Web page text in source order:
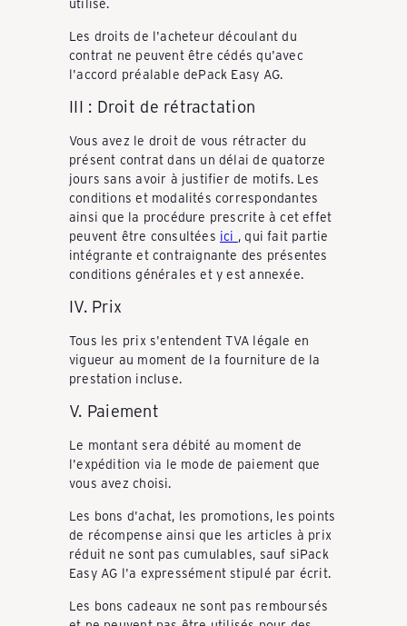
Les droits de l'acheteur découlant du
contrat ne peuvent être cédés qu'avec
l'accord préalable dePack Easy AG.
III : Droit de rétractation
Vous avez le droit de vous rétracter du
présent contrat dans un délai de quatorze
jours sans avoir à justifier de motifs. Les
conditions et modalités correspondantes
ainsi que la procédure prescrite à cet effet
peuvent être consultées ici , qui fait partie
intégrante et contraignante des présentes
conditions générales et y est annexée.
IV. Prix
Tous les prix s'entendent TVA légale en
vigueur au moment de la fourniture de la
prestation incluse.
V. Paiement
Le montant sera débité au moment de
l'expédition via le mode de paiement que
vous avez choisi.
Les bons d'achat, les promotions, les points
de récompense ainsi que les articles à prix
réduit ne sont pas cumulables, sauf siPack
Easy AG l'a expressément stipulé par écrit.
Les bons cadeaux ne sont pas remboursés